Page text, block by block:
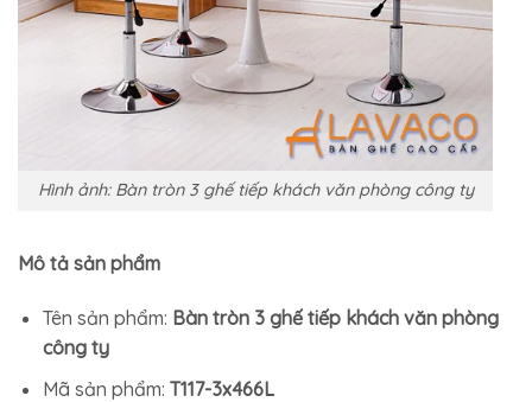
Hình ảnh: Bàn tròn 3 ghế tiếp khách văn phòng công ty
Mô tả sản phẩm
Tên sản phẩm: Bàn tròn 3 ghế tiếp khách văn phòng
công ty
Mã sản phẩm: T117-3x466L